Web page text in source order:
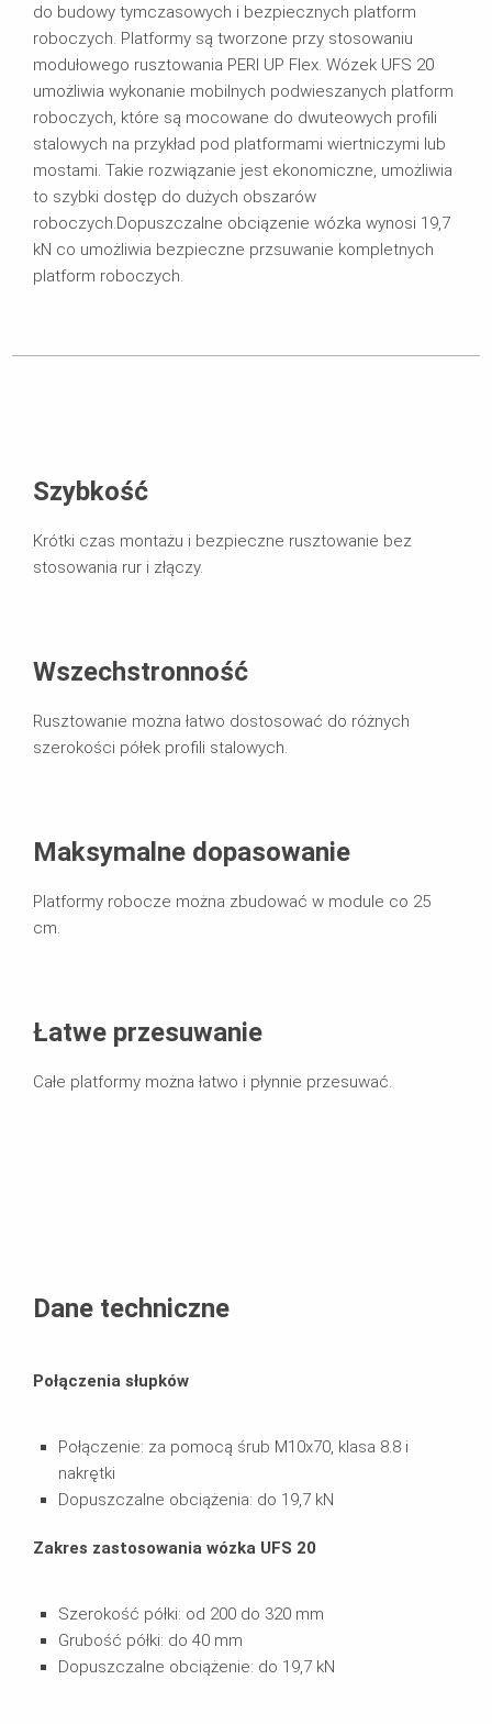
do budowy tymczasowych i bezpiecznych platform
roboczych. Platformy są tworzone przy stosowaniu
modułowego rusztowania PERI UP Flex. Wózek UFS 20
umożliwia wykonanie mobilnych podwieszanych platform
roboczych, które są mocowane do dwuteowych profili
stalowych na przykład pod platformami wiertniczymi lub
mostami. Takie rozwiązanie jest ekonomiczne, umożliwia
to szybki dostęp do dużych obszarów
roboczych.Dopuszczalne obciązenie wózka wynosi 19,7
kN co umożliwia bezpieczne przsuwanie kompletnych
platform roboczych.
Szybkość
Krótki czas montażu i bezpieczne rusztowanie bez
stosowania rur i złączy.
Wszechstronność
Rusztowanie można łatwo dostosować do różnych
szerokości półek profili stalowych.
Maksymalne dopasowanie
Platformy robocze można zbudować w module co 25
cm.
Łatwe przesuwanie
Całe platformy można łatwo i płynnie przesuwać.
Dane techniczne
Połączenia słupków
Połączenie: za pomocą śrub M10x70, klasa 8.8 i
nakrętki
Dopuszczalne obciążenia: do 19,7 kN
Zakres zastosowania wózka UFS 20
Szerokość półki: od 200 do 320 mm
Grubość półki: do 40 mm
Dopuszczalne obciążenie: do 19,7 kN